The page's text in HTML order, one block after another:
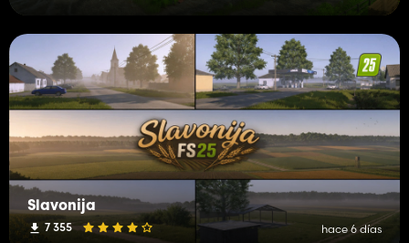
Slavonija
7 355 hace 6 días